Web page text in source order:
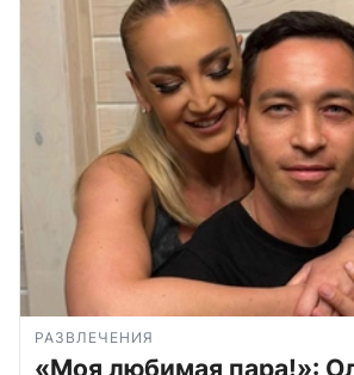
РАЗВЛЕЧЕНИЯ
«Моя любимая пара!»: